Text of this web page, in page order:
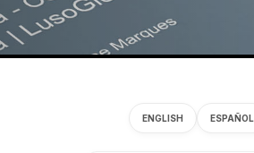
ENGLISH ESPAÑOL